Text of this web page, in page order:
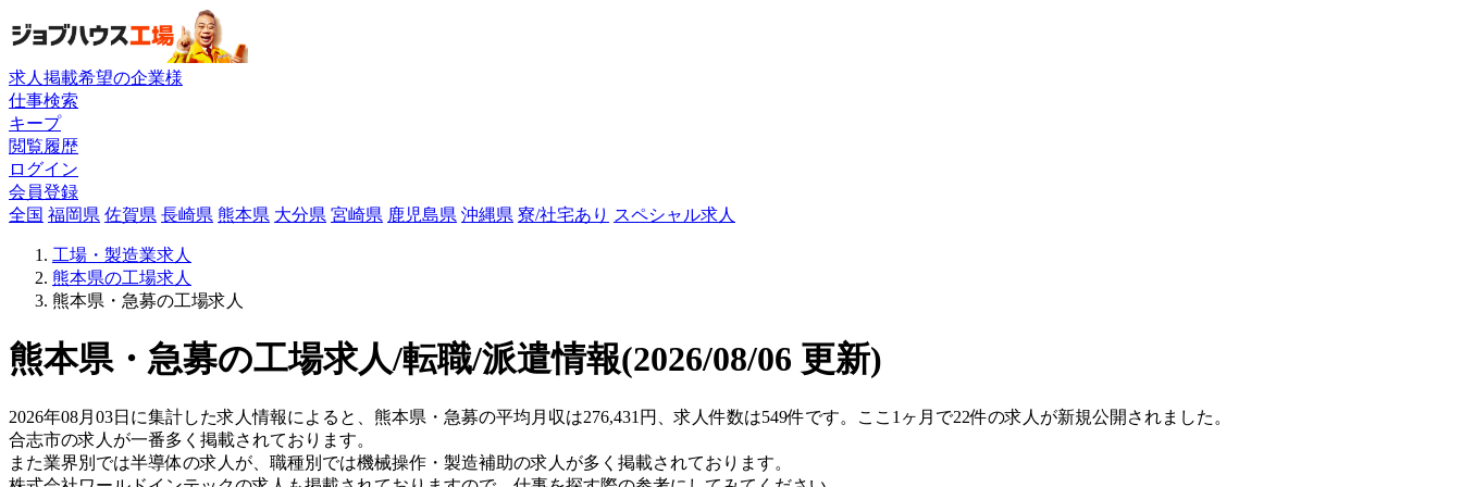
求人掲載希望の企業様
仕事検索
キープ
閲覧履歴
ログイン
会員登録
全国 福岡県 佐賀県 長崎県 熊本県 大分県 宮崎県 鹿児島県 沖縄県 寮/社宅あり スペシャル求人
工場・製造業求人
熊本県の工場求人
熊本県・急募の工場求人
熊本県・急募の工場求人/転職/派遣情報(2026/08/06 更新)
2026年08月03日に集計した求人情報によると、熊本県・急募の平均月収は276,431円、求人件数は549件です。ここ1ヶ月で22件の求人が新規公開されました。
合志市の求人が一番多く掲載されております。
また業界別では半導体の求人が、職種別では機械操作・製造補助の求人が多く掲載されております。